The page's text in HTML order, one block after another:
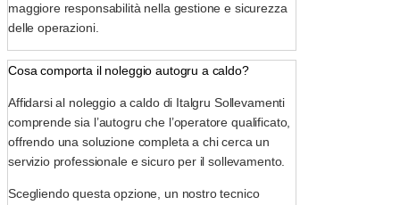
maggiore responsabilità nella gestione e sicurezza
delle operazioni.
Cosa comporta il noleggio autogru a caldo?
Affidarsi al noleggio a caldo di Italgru Sollevamenti
comprende sia l’autogru che l’operatore qualificato,
offrendo una soluzione completa a chi cerca un
servizio professionale e sicuro per il sollevamento.
Scegliendo questa opzione, un nostro tecnico